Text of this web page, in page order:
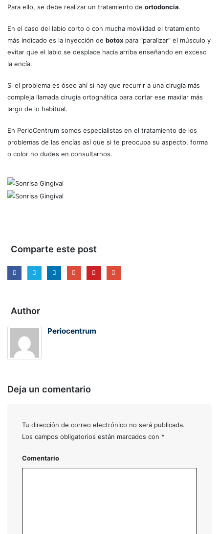
Para ello, se debe realizar un tratamiento de ortodoncia.
En el caso del labio corto o con mucha movilidad el tratamiento
más indicado es la inyección de botox para “paralizar” el músculo y
evitar que el labio se desplace hacía arriba enseñando en exceso
la encía.
Si el problema es óseo ahí si hay que recurrir a una cirugía más
compleja llamada cirugía ortognática para cortar ese maxilar más
largo de lo habitual.
En PerioCentrum somos especialistas en el tratamiento de los
problemas de las encías así que si te preocupa su aspecto, forma
o color no dudes en consultarnos.
Comparte este post
Author
Periocentrum
Deja un comentario
Tu dirección de correo electrónico no será publicada.
Los campos obligatorios están marcados con *
Comentario